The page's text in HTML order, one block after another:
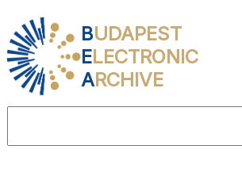
BUDAPEST
ELECTRONIC
ARCHIVE